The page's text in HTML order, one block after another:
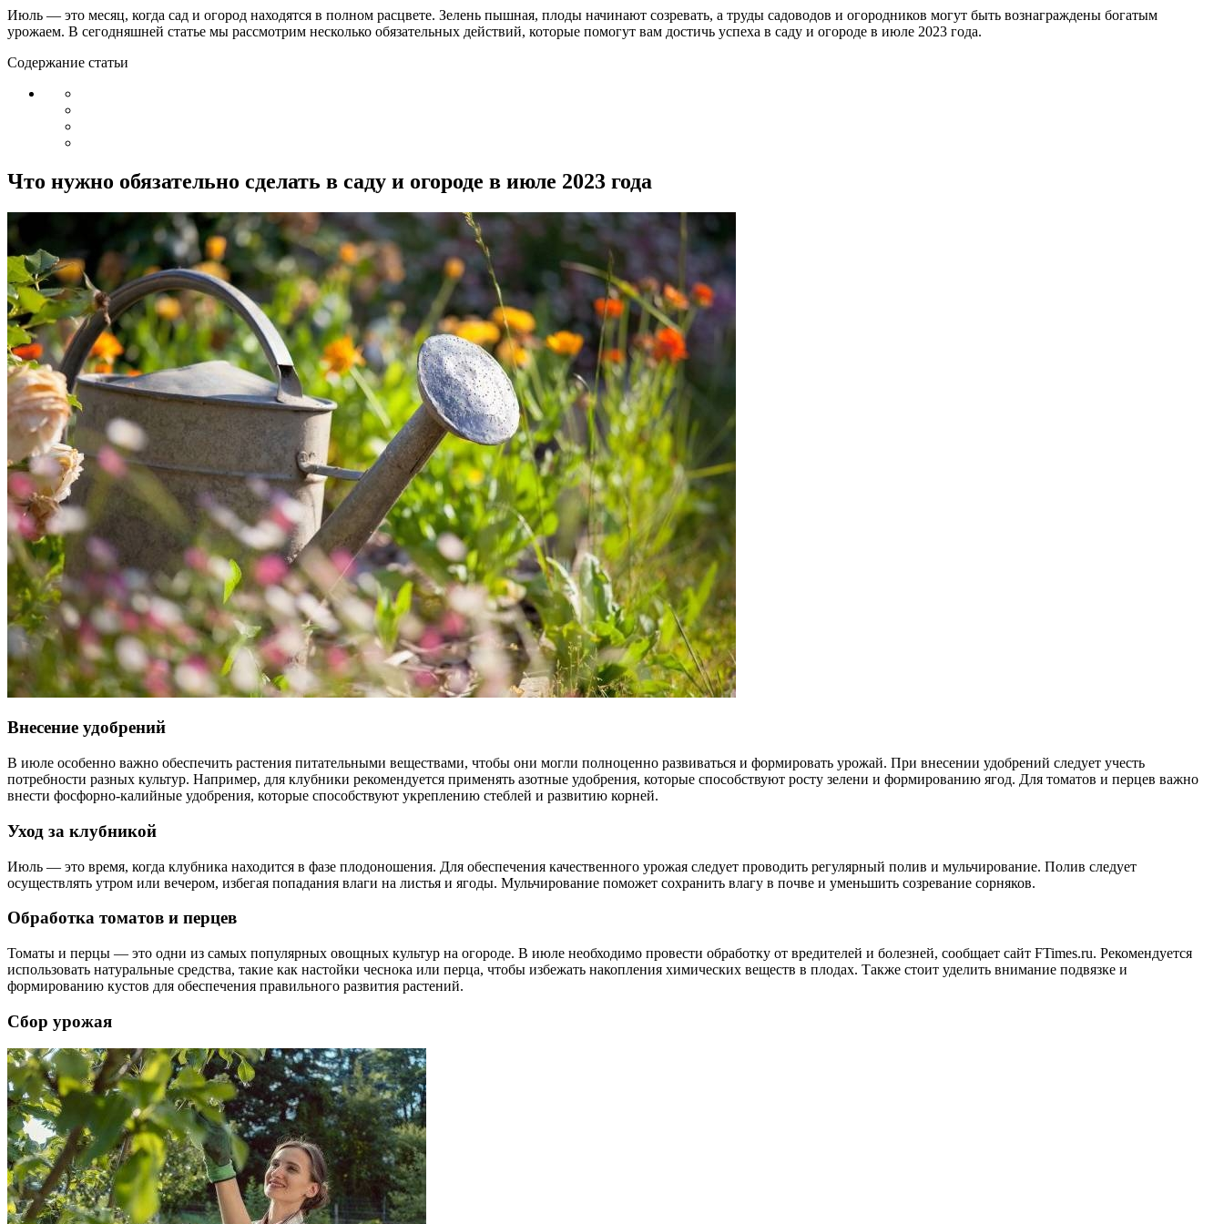
Июль — это месяц, когда сад и огород находятся в полном расцвете. Зелень пышная, плоды начинают созревать, а труды садоводов и огородников могут быть вознаграждены богатым
урожаем. В сегодняшней статье мы рассмотрим несколько обязательных действий, которые помогут вам достичь успеха в саду и огороде в июле 2023 года.
Содержание статьи
Что нужно обязательно сделать в саду и огороде в июле 2023 года
Внесение удобрений
В июле особенно важно обеспечить растения питательными веществами, чтобы они могли полноценно развиваться и формировать урожай. При внесении удобрений следует учесть
потребности разных культур. Например, для клубники рекомендуется применять азотные удобрения, которые способствуют росту зелени и формированию ягод. Для томатов и перцев важно
внести фосфорно-калийные удобрения, которые способствуют укреплению стеблей и развитию корней.
Уход за клубникой
Июль — это время, когда клубника находится в фазе плодоношения. Для обеспечения качественного урожая следует проводить регулярный полив и мульчирование. Полив следует
осуществлять утром или вечером, избегая попадания влаги на листья и ягоды. Мульчирование поможет сохранить влагу в почве и уменьшить созревание сорняков.
Обработка томатов и перцев
Томаты и перцы — это одни из самых популярных овощных культур на огороде. В июле необходимо провести обработку от вредителей и болезней, сообщает сайт FTimes.ru. Рекомендуется
использовать натуральные средства, такие как настойки чеснока или перца, чтобы избежать накопления химических веществ в плодах. Также стоит уделить внимание подвязке и
формированию кустов для обеспечения правильного развития растений.
Сбор урожая